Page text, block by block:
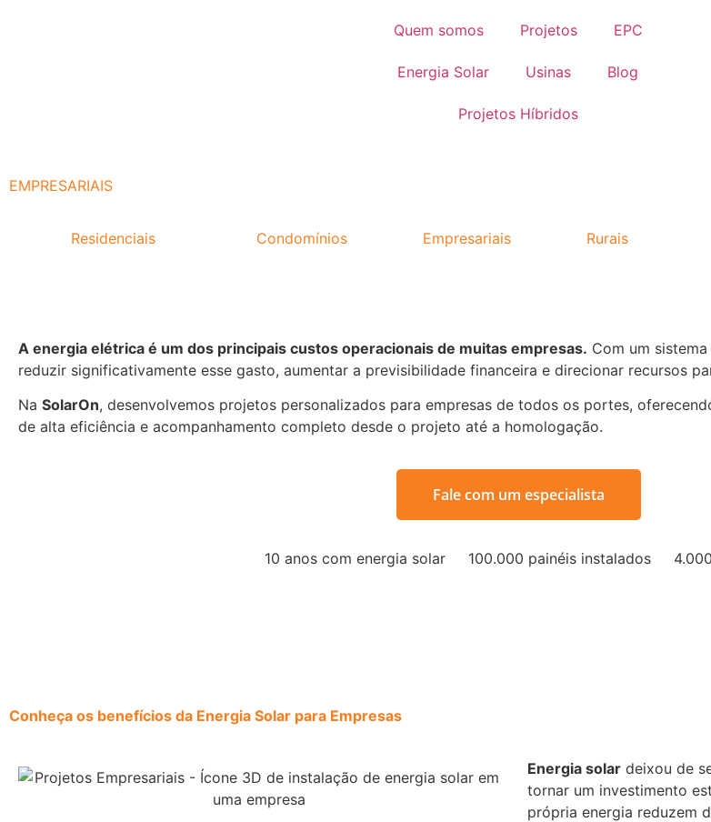
Quem somos Projetos EPC
Energia Solar Usinas Blog
Projetos Híbridos
EMPRESARIAIS
Residenciais Condomínios Empresariais Rurais
A energia elétrica é um dos principais custos operacionais de muitas empresas. Com um
reduzir significativamente esse gasto, aumentar a previsibilidade financeira e direcionar recursos
Na SolarOn, desenvolvemos projetos personalizados para empresas de todos os portes,
de alta eficiência e acompanhamento completo desde o projeto até a homologação.
Fale com um especialista
10 anos com energia solar 100.000 painéis instalados
Conheça os benefícios da Energia Solar para Empresas
Energia solar deixou de
tornar um investimento
própria energia reduzem